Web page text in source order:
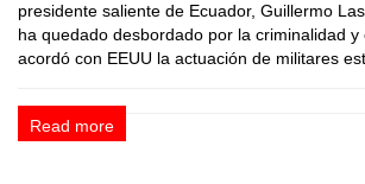
presidente saliente de Ecuador, Guillermo
ha quedado desbordado por la criminalidad y
acordó con EEUU la actuación de militares
Read more